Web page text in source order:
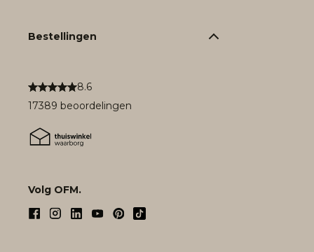
8.6
17389 beoordelingen
Volg OFM.
Bestellingen